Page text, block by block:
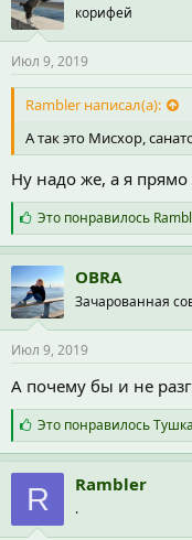
корифей
Июл 9, 2019
Rambler написал(а):
А так это Мисхор,
Ну надо же, а я прямо
С
и
м
п
а
т
и
:
Это понравилось
OBRA
Зачарованная
Июл 9, 2019
А почему бы и не
С
и
м
п
а
т
и
Это понравилось
R Rambler
.